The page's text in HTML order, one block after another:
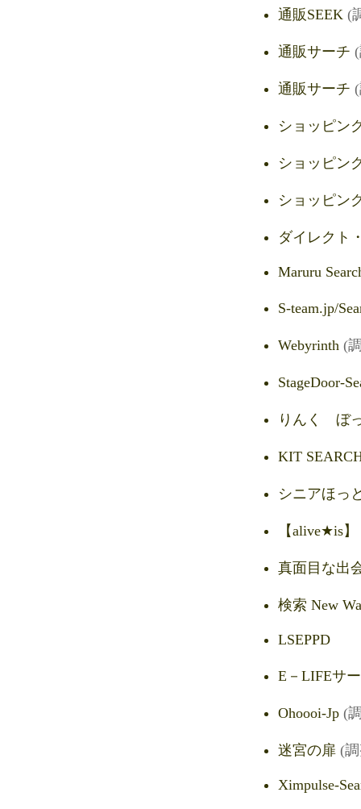
通販SEEK (
通販サーチ
通販サーチ
ショッピン
ショッピン
ショッピン
ダイレクト
Maruru
S-team.jp/
Webyrinth (
StageDoor-
りんく ぼ
KIT
シニアほっ
【alive★is】
真面目な出
検索 New
LSEPPD
E－LIFEサ
Ohoooi-Jp (
迷宮の扉 (
Ximpulse-